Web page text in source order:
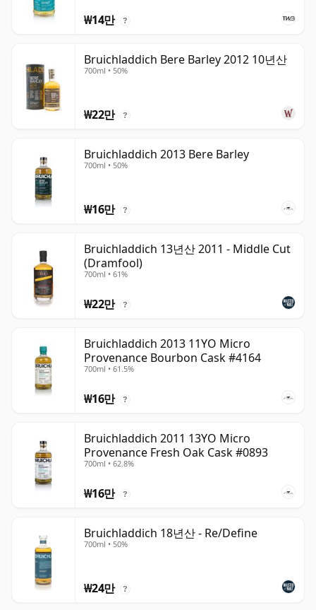
₩14만 ?
Bruichladdich Bere Barley 2012 10년산
700ml • 50%
₩22만 ?
Bruichladdich 2013 Bere Barley
700ml • 50%
₩16만 ?
Bruichladdich 13년산 2011 - Middle Cut
(Dramfool)
700ml • 61%
₩22만 ?
Bruichladdich 2013 11YO Micro
Provenance Bourbon Cask #4164
700ml • 61.5%
₩16만 ?
Bruichladdich 2011 13YO Micro
Provenance Fresh Oak Cask #0893
700ml • 62.8%
₩16만 ?
Bruichladdich 18년산 - Re/Define
700ml • 50%
₩24만 ?